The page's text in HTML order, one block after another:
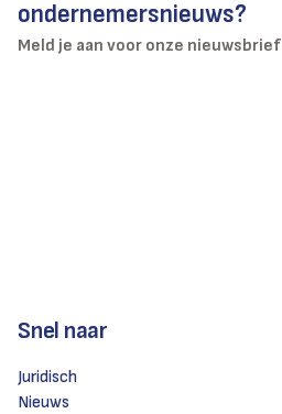
ondernemersnieuws?
Meld je aan voor onze nieuwsbrief
Snel naar
Juridisch
Nieuws